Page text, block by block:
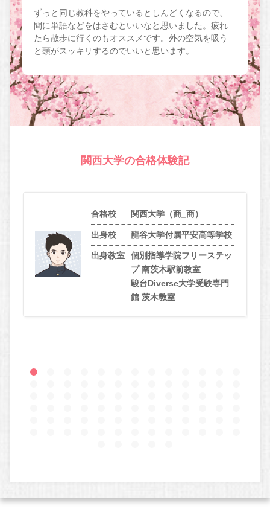
ずっと同じ教科をやっているとしんどくなるので、
間に単語などをはさむといいなと思いました。疲れ
たら散歩に行くのもオススメです。外の空気を吸う
と頭がスッキリするのでいいと思います。
関西大学の合格体験記
合格校 関西大学（商_商）
出身校 龍谷大学付属平安高等学校
出身教室
個別指導学院フリーステッ
プ 南茨木駅前教室
駿台Diverse大学受験専門
館 茨木教室